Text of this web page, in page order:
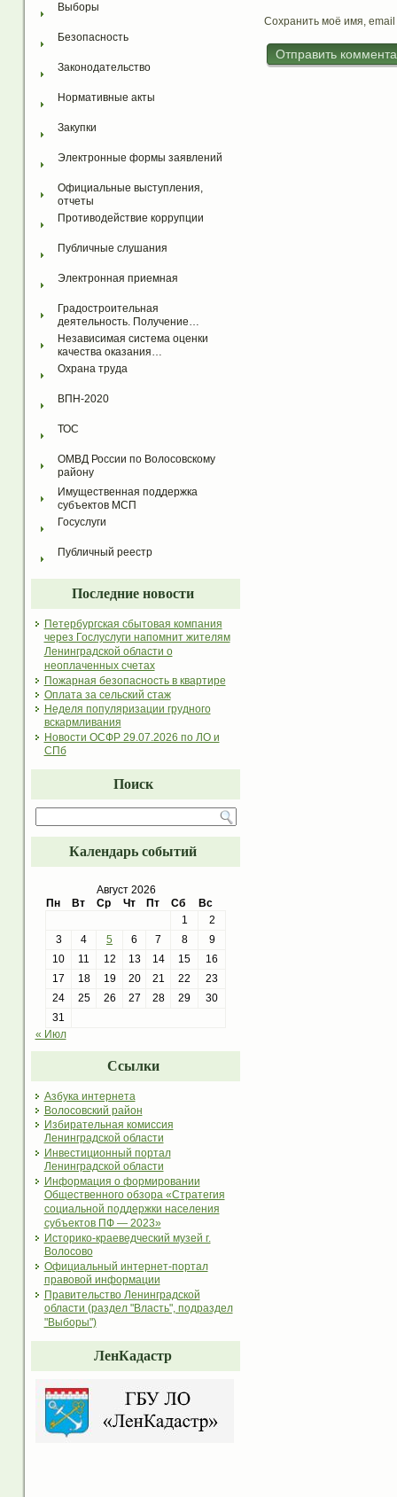
Выборы
Безопасность
Законодательство
Нормативные акты
Закупки
Электронные формы заявлений
Официальные выступления,
отчеты
Противодействие коррупции
Публичные слушания
Электронная приемная
Градостроительная
деятельность. Получение…
Независимая система оценки
качества оказания…
Охрана труда
ВПН-2020
ТОС
ОМВД России по Волосовскому
району
Имущественная поддержка
субъектов МСП
Госуслуги
Публичный реестр
Последние новости
Петербургская сбытовая компания
через Гослуслуги напомнит жителям
Ленинградской области о
неоплаченных счетах
Пожарная безопасность в квартире
Оплата за сельский стаж
Неделя популяризации грудного
вскармливания
Новости ОСФР 29.07.2026 по ЛО и
СПб
Поиск
Календарь событий
Август 2026
Пн
Вт Ср Чт Пт Сб
Вс
1
2
3
4 5 6 7 8
9
10
11 12 13 14 15
16
17
18 19 20 21 22
23
24
25 26 27 28 29
30
31
« Июл
Ссылки
Азбука интернета
Волосовский район
Избирательная комиссия
Ленинградской области
Инвестиционный портал
Ленинградской области
Информация о формировании
Общественного обзора «Стратегия
социальной поддержки населения
субъектов ПФ — 2023»
Историко-краеведческий музей г.
Волосово
Официальный интернет-портал
правовой информации
Правительство Ленинградской
области (раздел "Власть", подраздел
"Выборы")
ЛенКадастр
Сохранить моё имя,